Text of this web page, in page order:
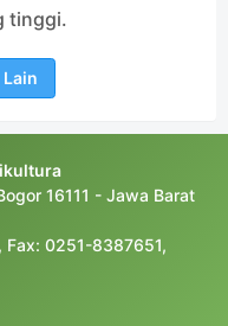
tinggi.
16111 - Jawa Barat
0251-8387651,